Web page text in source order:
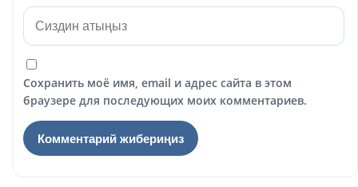
Сохранить моё имя, email и адрес сайта в этом
браузере для последующих моих комментариев.